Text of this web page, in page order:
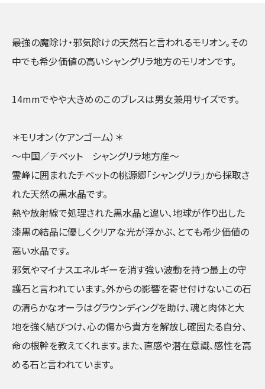
最強の魔除け・邪気除けの天然石と言われるモリオン。その
中でも希少価値の高いシャングリラ地方のモリオンです。
14mmでやや大きめのこのブレスは男女兼用サイズです。
＊モリオン（ケアンゴーム）＊
〜中国／チベット シャングリラ地方産〜
霊峰に囲まれたチベットの桃源郷「シャングリラ」から採取さ
れた天然の黒水晶です。
熱や放射線で処理された黒水晶と違い、地球が作り出した
漆黒の結晶に優しくクリアな光が浮かぶ、とても希少価値の
高い水晶です。
邪気やマイナスエネルギーを消す強い波動を持つ最上の守
護石と言われています。外からの影響を寄せ付けないこの石
の清らかなオーラはグラウンディングを助け、魂と肉体と大
地を強く結びつけ、心の傷から貴方を解放し確固たる自分、
命の根幹を教えてくれます。また、直感や潜在意識、感性を高
める石と言われています。